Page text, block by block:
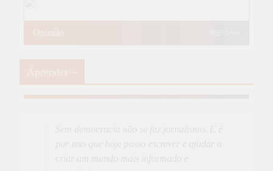
Opinião
Aprender +
Aprender Mais 19 News